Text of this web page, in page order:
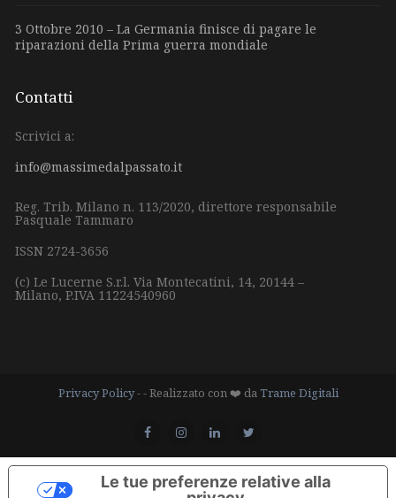
3 Ottobre 2010 – La Germania finisce di pagare le
riparazioni della Prima guerra mondiale
Contatti
Scrivici a:
info@massimedalpassato.it
Reg. Trib. Milano n. 113/2020, direttore responsabile
Pasquale Tammaro
ISSN 2724-3656
(c) Le Lucerne S.r.l. Via Montecatini, 14, 20144 –
Milano, P.IVA 11224540960
Privacy Policy- - Realizzato con ❤️ daTrame Digitali
Le tue preferenze relative alla